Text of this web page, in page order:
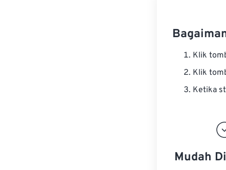
Klik
Klik
Ketika
Mudah